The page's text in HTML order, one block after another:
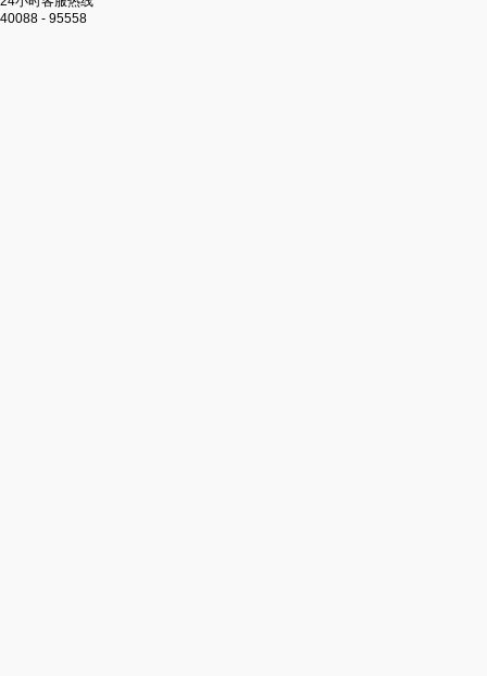
40088 - 95558